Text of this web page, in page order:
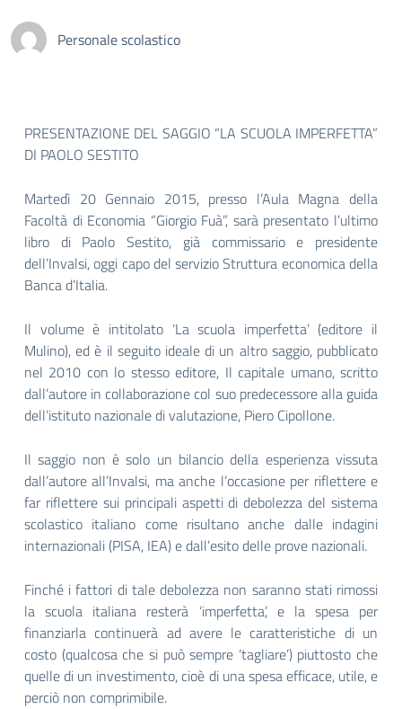
Personale scolastico
PRESENTAZIONE DEL SAGGIO “LA SCUOLA IMPERFETTA”
DI PAOLO SESTITO
Martedì 20 Gennaio 2015, presso l’Aula Magna della
Facoltà di Economia “Giorgio Fuà”, sarà presentato l’ultimo
libro di Paolo Sestito, già commissario e presidente
dell’Invalsi, oggi capo del servizio Struttura economica della
Banca d’Italia.
Il volume è intitolato ‘La scuola imperfetta’ (editore il
Mulino), ed è il seguito ideale di un altro saggio, pubblicato
nel 2010 con lo stesso editore, Il capitale umano, scritto
dall’autore in collaborazione col suo predecessore alla guida
dell’istituto nazionale di valutazione, Piero Cipollone.
Il saggio non è solo un bilancio della esperienza vissuta
dall’autore all’Invalsi, ma anche l’occasione per riflettere e
far riflettere sui principali aspetti di debolezza del sistema
scolastico italiano come risultano anche dalle indagini
internazionali (PISA, IEA) e dall’esito delle prove nazionali.
Finché i fattori di tale debolezza non saranno stati rimossi
la scuola italiana resterà ‘imperfetta’, e la spesa per
finanziarla continuerà ad avere le caratteristiche di un
costo (qualcosa che si può sempre ‘tagliare’) piuttosto che
quelle di un investimento, cioè di una spesa efficace, utile, e
perciò non comprimibile.